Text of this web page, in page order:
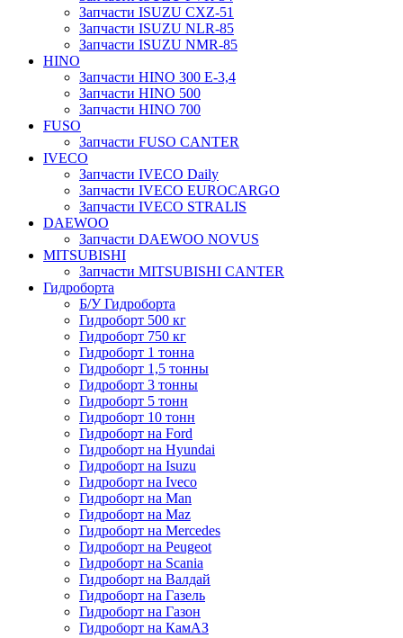
Запчасти ISUZU CXZ-51
Запчасти ISUZU NLR-85
Запчасти ISUZU NMR-85
HINO
Запчасти HINO 300 E-3,4
Запчасти HINO 500
Запчасти HINO 700
FUSO
Запчасти FUSO CANTER
IVECO
Запчасти IVECO Daily
Запчасти IVECO EUROCARGO
Запчасти IVECO STRALIS
DAEWOO
Запчасти DAEWOO NOVUS
MITSUBISHI
Запчасти MITSUBISHI CANTER
Гидроборта
Б/У Гидроборта
Гидроборт 500 кг
Гидроборт 750 кг
Гидроборт 1 тонна
Гидроборт 1,5 тонны
Гидроборт 3 тонны
Гидроборт 5 тонн
Гидроборт 10 тонн
Гидроборт на Ford
Гидроборт на Hyundai
Гидроборт на Isuzu
Гидроборт на Iveco
Гидроборт на Man
Гидроборт на Maz
Гидроборт на Mercedes
Гидроборт на Peugeot
Гидроборт на Scania
Гидроборт на Валдай
Гидроборт на Газель
Гидроборт на Газон
Гидроборт на КамАЗ